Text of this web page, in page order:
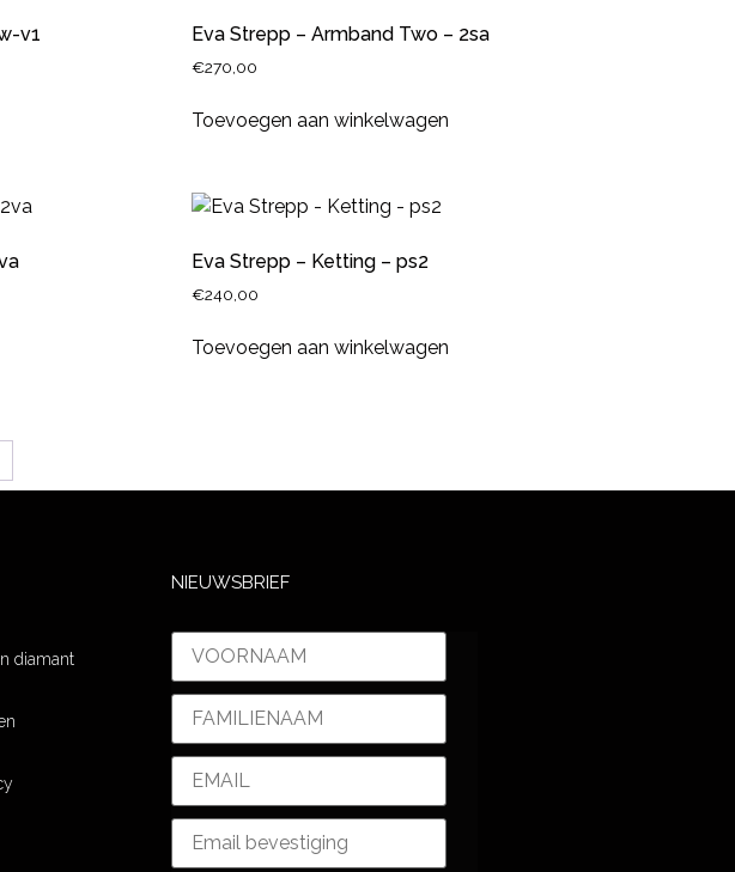
v1 Eva Strepp – Armband Two – 2sa
€270,00
Toevoegen aan winkelwagen
Eva Strepp – Ketting – ps2
€240,00
Toevoegen aan winkelwagen
diamant
NIEUWSBRIEF